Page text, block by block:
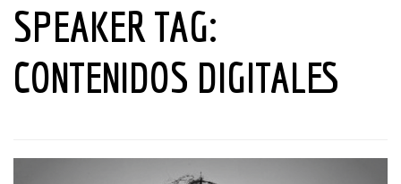
SPEAKER TAG:
CONTENIDOS DIGITALES